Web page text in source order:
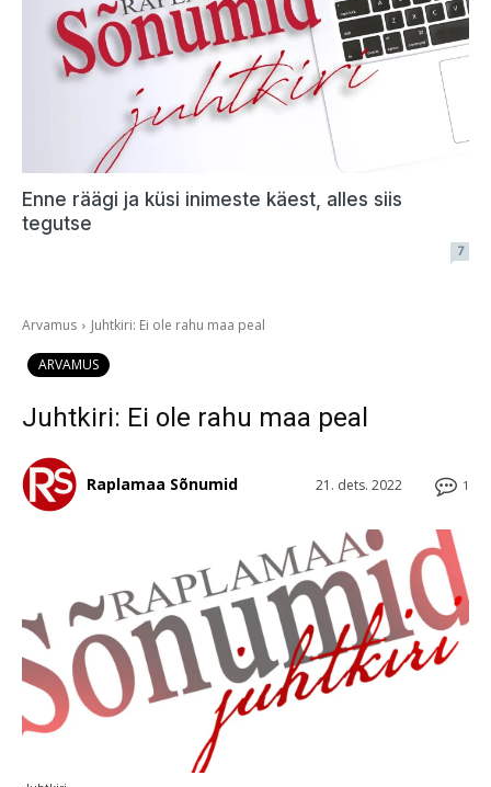
Enne räägi ja küsi inimeste käest, alles siis
tegutse
7